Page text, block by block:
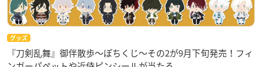
グッズ
『刀剣乱舞』御伴散歩～ぽちくじ～その2が9月下旬発売！フィ